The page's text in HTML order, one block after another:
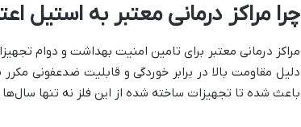
چرا مراکز درمانی معتبر به استیل
مراکز درمانی معتبر برای تامین امنیت بهداشت و دوام
دلیل مقاومت بالا در برابر خوردگی و قابلیت ضدعفونی
باعث شده تا تجهیزات ساخته شده از این فلز نه تنها